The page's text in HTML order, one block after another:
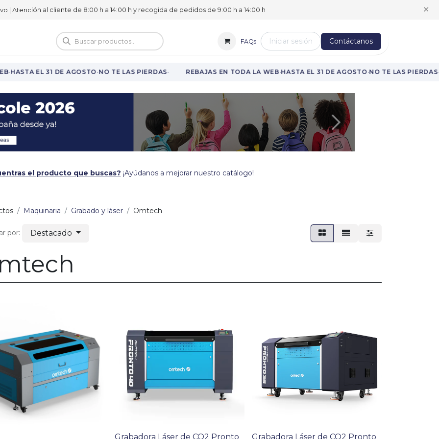
| Atención al cliente de 8:00 h a 14:00 h y recogida de pedidos de 9:00 h a 14:00 h ✕
Vuelta al cole FAQs Iniciar sesión Contáctanos
·HASTA EL 31 DE AGOSTO·NO TE LAS PIERDAS· REBAJAS EN TODA LA WEB·HASTA EL 31 DE AGOSTO·NO TE LAS PIERDAS·
Siguiente
el producto que buscas? ¡Ayúdanos a mejorar nuestro catálogo!
Maquinaria Grabado y láser Omtech
por: Destacado
Grabadora Láser de CO2 Pronto Grabadora Láser de CO2 Pronto